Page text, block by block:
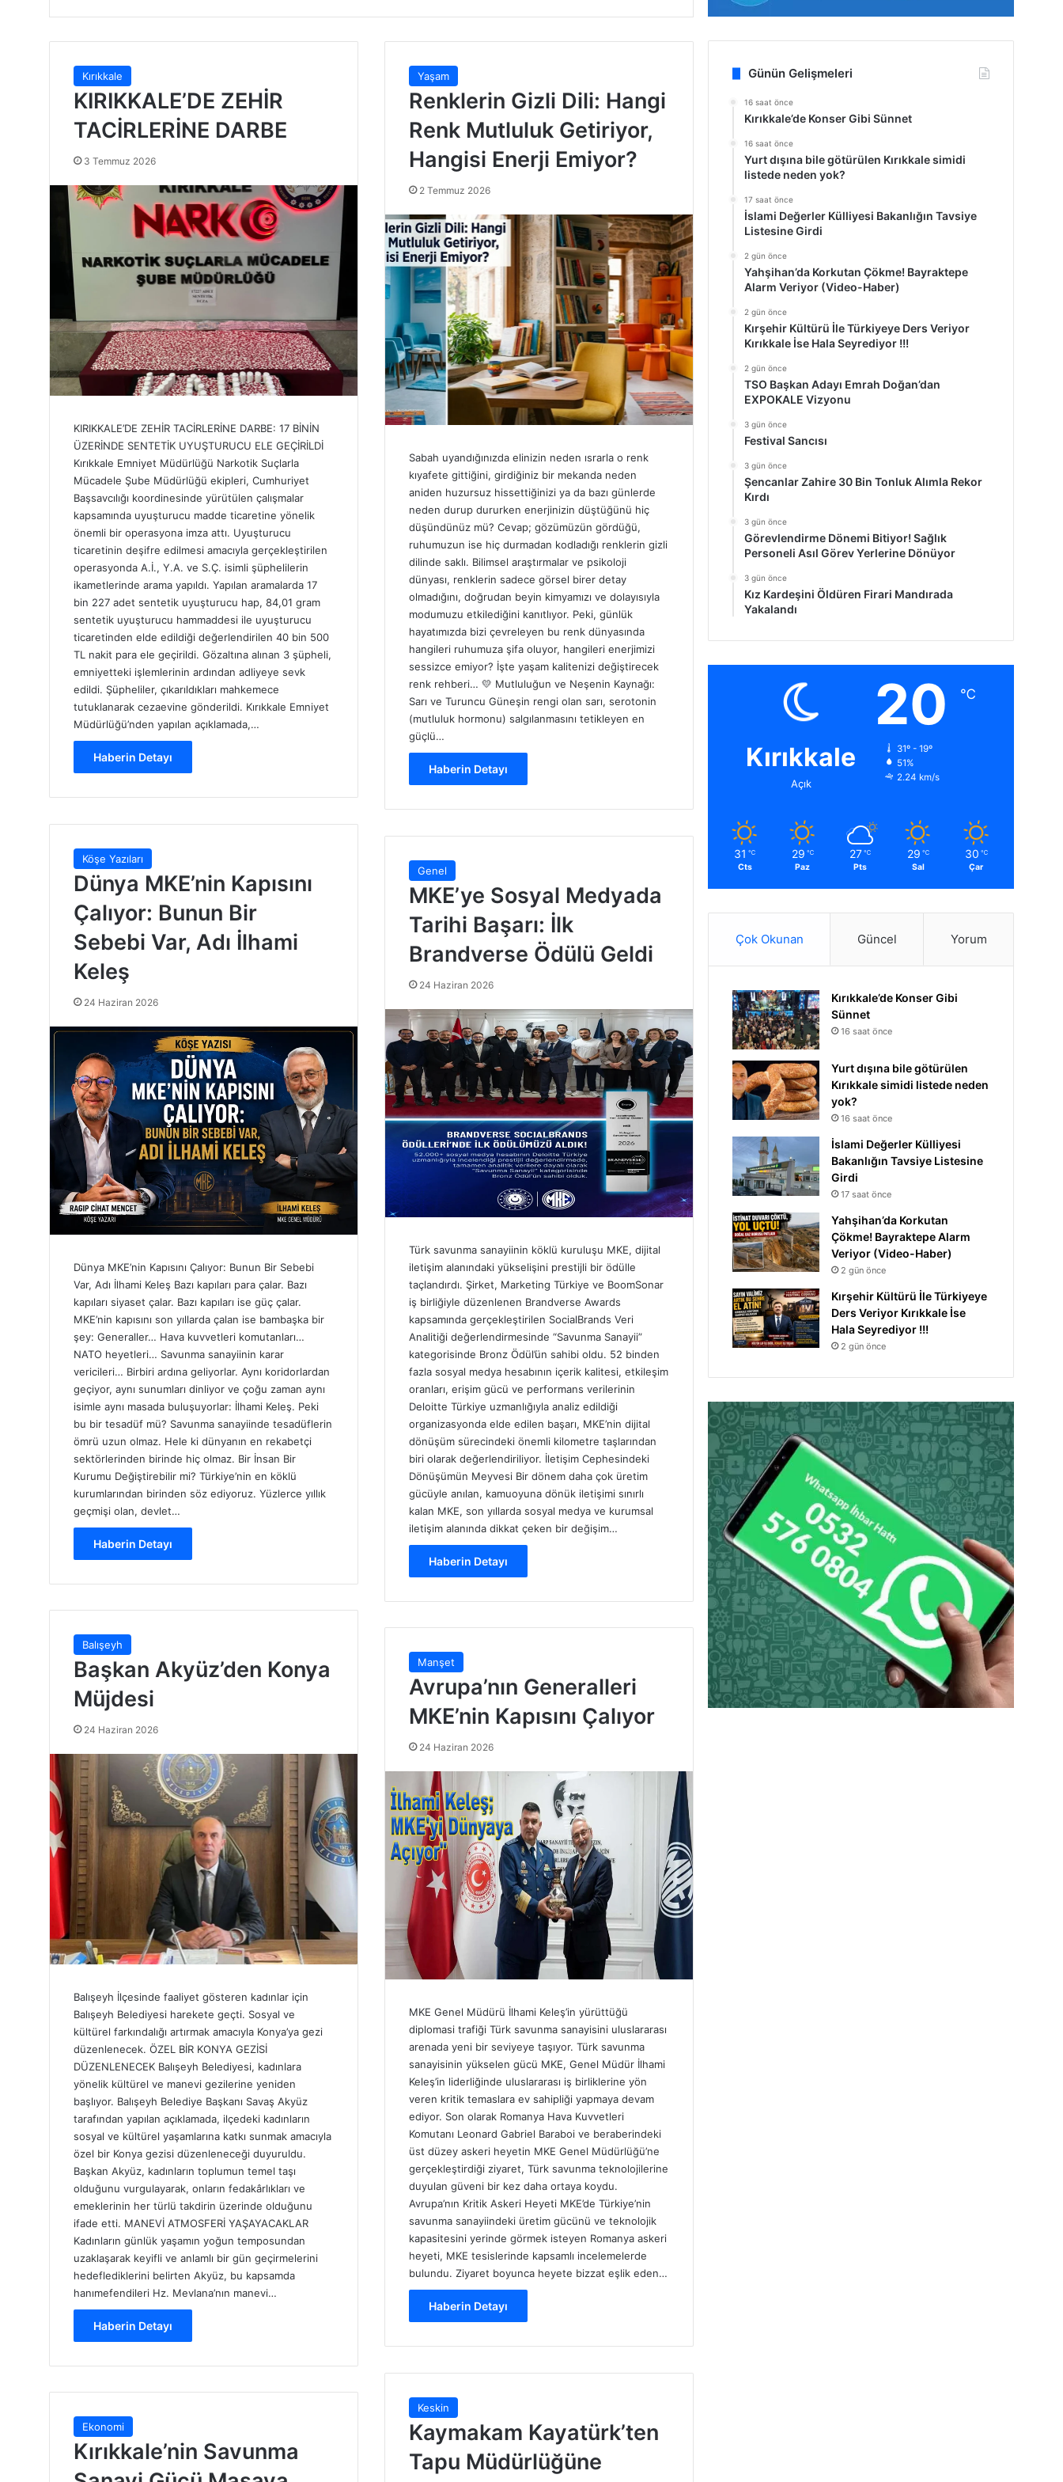
Kırıkkale
KIRIKKALE’DE ZEHİR
TACİRLERİNE DARBE
3 Temmuz 2026
KIRIKKALE’DE ZEHİR TACİRLERİNE DARBE: 17 BİNİN
ÜZERİNDE SENTETİK UYUŞTURUCU ELE GEÇİRİLDİ
Kırıkkale Emniyet Müdürlüğü Narkotik Suçlarla
Mücadele Şube Müdürlüğü ekipleri, Cumhuriyet
Başsavcılığı koordinesinde yürütülen çalışmalar
kapsamında uyuşturucu madde ticaretine yönelik
önemli bir operasyona imza attı. Uyuşturucu
ticaretinin deşifre edilmesi amacıyla gerçekleştirilen
operasyonda A.İ., Y.A. ve S.Ç. isimli şüphelilerin
ikametlerinde arama yapıldı. Yapılan aramalarda 17
bin 227 adet sentetik uyuşturucu hap, 84,01 gram
sentetik uyuşturucu hammaddesi ile uyuşturucu
ticaretinden elde edildiği değerlendirilen 40 bin 500
TL nakit para ele geçirildi. Gözaltına alınan 3 şüpheli,
emniyetteki işlemlerinin ardından adliyeye sevk
edildi. Şüpheliler, çıkarıldıkları mahkemece
tutuklanarak cezaevine gönderildi. Kırıkkale Emniyet
Müdürlüğü’nden yapılan açıklamada,…
Haberin Detayı
Yaşam
Renklerin Gizli Dili: Hangi
Renk Mutluluk Getiriyor,
Hangisi Enerji Emiyor?
2 Temmuz 2026
Sabah uyandığınızda elinizin neden ısrarla o renk
kıyafete gittiğini, girdiğiniz bir mekanda neden
aniden huzursuz hissettiğinizi ya da bazı günlerde
neden durup dururken enerjinizin düştüğünü hiç
düşündünüz mü? Cevap; gözümüzün gördüğü,
ruhumuzun ise hiç durmadan kodladığı renklerin gizli
dilinde saklı. Bilimsel araştırmalar ve psikoloji
dünyası, renklerin sadece görsel birer detay
olmadığını, doğrudan beyin kimyamızı ve dolayısıyla
modumuzu etkilediğini kanıtlıyor. Peki, günlük
hayatımızda bizi çevreleyen bu renk dünyasında
hangileri ruhumuza şifa oluyor, hangileri enerjimizi
sessizce emiyor? İşte yaşam kalitenizi değiştirecek
renk rehberi… 💛 Mutluluğun ve Neşenin Kaynağı:
Sarı ve Turuncu Güneşin rengi olan sarı, serotonin
(mutluluk hormonu) salgılanmasını tetikleyen en
güçlü…
Haberin Detayı
Köşe Yazıları
Dünya MKE’nin Kapısını
Çalıyor: Bunun Bir
Sebebi Var, Adı İlhami
Keleş
24 Haziran 2026
Dünya MKE’nin Kapısını Çalıyor: Bunun Bir Sebebi
Var, Adı İlhami Keleş Bazı kapıları para çalar. Bazı
kapıları siyaset çalar. Bazı kapıları ise güç çalar.
MKE’nin kapısını son yıllarda çalan ise bambaşka bir
şey: Generaller… Hava kuvvetleri komutanları…
NATO heyetleri… Savunma sanayiinin karar
vericileri… Birbiri ardına geliyorlar. Aynı koridorlardan
geçiyor, aynı sunumları dinliyor ve çoğu zaman aynı
isimle aynı masada buluşuyorlar: İlhami Keleş. Peki
bu bir tesadüf mü? Savunma sanayiinde tesadüflerin
ömrü uzun olmaz. Hele ki dünyanın en rekabetçi
sektörlerinden birinde hiç olmaz. Bir İnsan Bir
Kurumu Değiştirebilir mi? Türkiye’nin en köklü
kurumlarından birinden söz ediyoruz. Yüzlerce yıllık
geçmişi olan, devlet…
Haberin Detayı
Genel
MKE’ye Sosyal Medyada
Tarihi Başarı: İlk
Brandverse Ödülü Geldi
24 Haziran 2026
Türk savunma sanayiinin köklü kuruluşu MKE, dijital
iletişim alanındaki yükselişini prestijli bir ödülle
taçlandırdı. Şirket, Marketing Türkiye ve BoomSonar
iş birliğiyle düzenlenen Brandverse Awards
kapsamında gerçekleştirilen SocialBrands Veri
Analitiği değerlendirmesinde “Savunma Sanayii”
kategorisinde Bronz Ödül’ün sahibi oldu. 52 binden
fazla sosyal medya hesabının içerik kalitesi, etkileşim
oranları, erişim gücü ve performans verilerinin
Deloitte Türkiye uzmanlığıyla analiz edildiği
organizasyonda elde edilen başarı, MKE’nin dijital
dönüşüm sürecindeki önemli kilometre taşlarından
biri olarak değerlendiriliyor. İletişim Cephesindeki
Dönüşümün Meyvesi Bir dönem daha çok üretim
gücüyle anılan, kamuoyuna dönük iletişimi sınırlı
kalan MKE, son yıllarda sosyal medya ve kurumsal
iletişim alanında dikkat çeken bir değişim…
Haberin Detayı
Balışeyh
Başkan Akyüz’den Konya
Müjdesi
24 Haziran 2026
Balışeyh İlçesinde faaliyet gösteren kadınlar için
Balışeyh Belediyesi harekete geçti. Sosyal ve
kültürel farkındalığı artırmak amacıyla Konya’ya gezi
düzenlenecek. ÖZEL BİR KONYA GEZİSİ
DÜZENLENECEK Balışeyh Belediyesi, kadınlara
yönelik kültürel ve manevi gezilerine yeniden
başlıyor. Balışeyh Belediye Başkanı Savaş Akyüz
tarafından yapılan açıklamada, ilçedeki kadınların
sosyal ve kültürel yaşamlarına katkı sunmak amacıyla
özel bir Konya gezisi düzenleneceği duyuruldu.
Başkan Akyüz, kadınların toplumun temel taşı
olduğunu vurgulayarak, onların fedakârlıkları ve
emeklerinin her türlü takdirin üzerinde olduğunu
ifade etti. MANEVİ ATMOSFERİ YAŞAYACAKLAR
Kadınların günlük yaşamın yoğun temposundan
uzaklaşarak keyifli ve anlamlı bir gün geçirmelerini
hedeflediklerini belirten Akyüz, bu kapsamda
hanımefendileri Hz. Mevlana’nın manevi…
Haberin Detayı
Manşet
Avrupa’nın Generalleri
MKE’nin Kapısını Çalıyor
24 Haziran 2026
MKE Genel Müdürü İlhami Keleş’in yürüttüğü
diplomasi trafiği Türk savunma sanayisini uluslararası
arenada yeni bir seviyeye taşıyor. Türk savunma
sanayisinin yükselen gücü MKE, Genel Müdür İlhami
Keleş’in liderliğinde uluslararası iş birliklerine yön
veren kritik temaslara ev sahipliği yapmaya devam
ediyor. Son olarak Romanya Hava Kuvvetleri
Komutanı Leonard Gabriel Baraboi ve beraberindeki
üst düzey askeri heyetin MKE Genel Müdürlüğü’ne
gerçekleştirdiği ziyaret, Türk savunma teknolojilerine
duyulan güveni bir kez daha ortaya koydu.
Avrupa’nın Kritik Askeri Heyeti MKE’de Türkiye’nin
savunma sanayiindeki üretim gücünü ve teknolojik
kapasitesini yerinde görmek isteyen Romanya askeri
heyeti, MKE tesislerinde kapsamlı incelemelerde
bulundu. Ziyaret boyunca heyete bizzat eşlik eden…
Haberin Detayı
Keskin
Kaymakam Kayatürk’ten
Tapu Müdürlüğüne
Ekonomi
Kırıkkale’nin Savunma
Günün Gelişmeleri
16 saat önce
Kırıkkale’de Konser Gibi Sünnet
16 saat önce
Yurt dışına bile götürülen Kırıkkale simidi
listede neden yok?
17 saat önce
İslami Değerler Külliyesi Bakanlığın Tavsiye
Listesine Girdi
2 gün önce
Yahşihan’da Korkutan Çökme! Bayraktepe
Alarm Veriyor (Video-Haber)
2 gün önce
Kırşehir Kültürü İle Türkiyeye Ders Veriyor
Kırıkkale İse Hala Seyrediyor !!!
2 gün önce
TSO Başkan Adayı Emrah Doğan’dan
EXPOKALE Vizyonu
3 gün önce
Festival Sancısı
3 gün önce
Şencanlar Zahire 30 Bin Tonluk Alımla Rekor
Kırdı
3 gün önce
Görevlendirme Dönemi Bitiyor! Sağlık
Personeli Asıl Görev Yerlerine Dönüyor
3 gün önce
Kız Kardeşini Öldüren Firari Mandırada
Yakalandı
Kırıkkale
Açık
20 ℃
31º - 19º
51%
2.24 km/s
31 ℃
Cts
29 ℃
Paz
27 ℃
Pts
29 ℃
Sal
30 ℃
Çar
Çok Okunan Güncel Yorum
Kırıkkale’de Konser Gibi
Sünnet
16 saat önce
Yurt dışına bile götürülen
Kırıkkale simidi listede neden
yok?
16 saat önce
İslami Değerler Külliyesi
Bakanlığın Tavsiye Listesine
Girdi
17 saat önce
Yahşihan’da Korkutan
Çökme! Bayraktepe Alarm
Veriyor (Video-Haber)
2 gün önce
Kırşehir Kültürü İle Türkiyeye
Ders Veriyor Kırıkkale İse
Hala Seyrediyor !!!
2 gün önce